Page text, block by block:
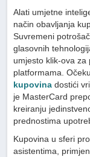
Alati umjetne
način obavljanja
Suvremeni
glasovnih
umjesto klik-ova
platformama.
kupovina dostići
je MasterCard
kreiranju
prednostima
Kupovina u sferi
asistentima,